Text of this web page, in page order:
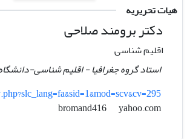
هیات تحریریه
دکتر برومند صلاحی
اقلیم شناسی
استاد گروه جغرافیا - اقلیم شناسی-
yahoo.com